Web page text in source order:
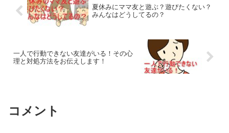
夏休みにママ友と遊ぶ？遊びたくない？
みんなはどうしてるの？
一人で行動できない友達がいる！その心
理と対処方法をお伝えします！
コメント